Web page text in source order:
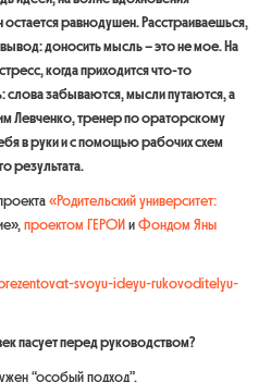
равнодушен. Расстраиваешься,
доносить мысль – это не мое. На
когда приходится что-то
слова забываются, мысли путаются, а
Левченко, тренер по ораторскому
в руки и с помощью рабочих схем
результата.
«Родительский университет:
проектом ГЕРОИиФондом Яны
svoyu-ideyu-rukovoditelyu-
пасует перед руководством?
“особый подход”.